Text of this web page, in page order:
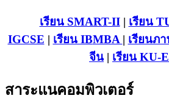
เรียน SMART-II| เรียน
IGCSE | เรียน IBMBA | เรียนภ
จีน | เรียน KU-
สาระแนคอมพิวเตอร์